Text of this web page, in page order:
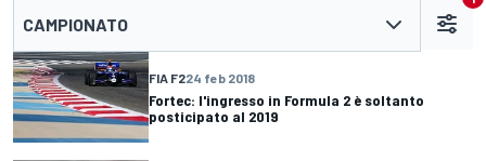
CAMPIONATO
FIA F224 feb 2018
Fortec: l'ingresso in Formula 2 è soltanto
posticipato al 2019